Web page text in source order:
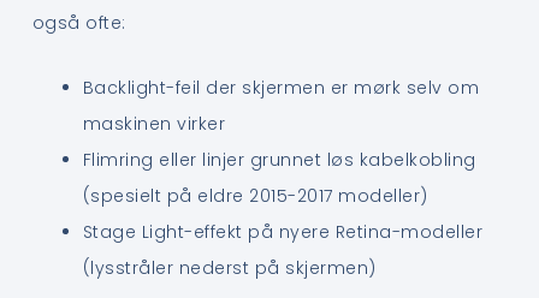
også ofte:
Backlight-feil der skjermen er mørk selv om
maskinen virker
Flimring eller linjer grunnet løs kabelkobling
(spesielt på eldre 2015-2017 modeller)
Stage Light-effekt på nyere Retina-modeller
(lysstråler nederst på skjermen)